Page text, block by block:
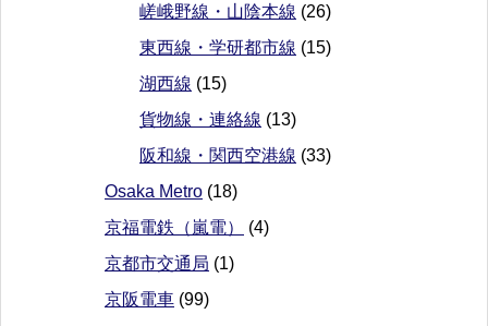
嵯峨野線・山陰本線 (26)
東西線・学研都市線 (15)
湖西線 (15)
貨物線・連絡線 (13)
阪和線・関西空港線 (33)
Osaka Metro (18)
京福電鉄（嵐電）
(4)
京都市交通局 (1)
京阪電車 (99)